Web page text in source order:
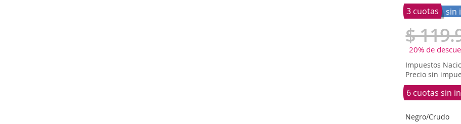
3 cuotas sin
$
20% de
Impuestos
Precio sin
6 cuotas sin
Negro/Crudo